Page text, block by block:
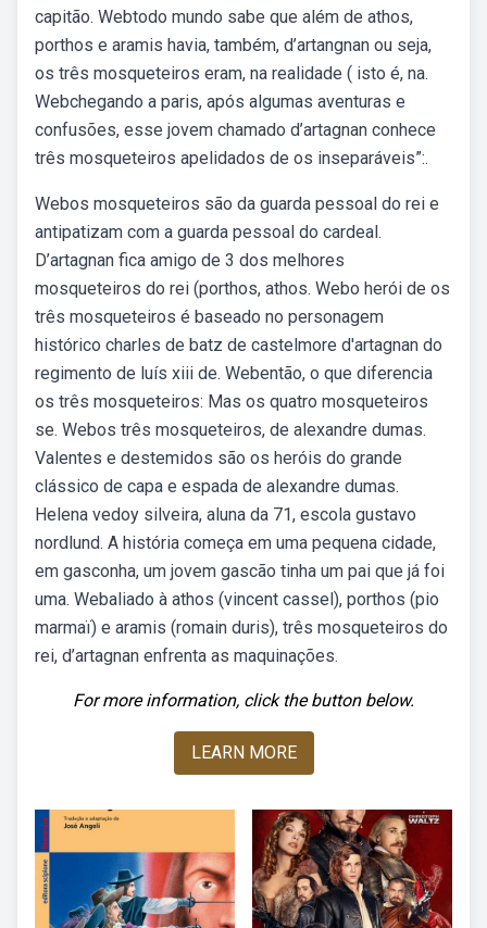
capitão. Webtodo mundo sabe que além de athos,
porthos e aramis havia, também, d’artangnan ou seja,
os três mosqueteiros eram, na realidade ( isto é, na.
Webchegando a paris, após algumas aventuras e
confusões, esse jovem chamado d’artagnan conhece
três mosqueteiros apelidados de os inseparáveis”:.
Webos mosqueteiros são da guarda pessoal do rei e
antipatizam com a guarda pessoal do cardeal.
D’artagnan fica amigo de 3 dos melhores
mosqueteiros do rei (porthos, athos. Webo herói de os
três mosqueteiros é baseado no personagem
histórico charles de batz de castelmore d'artagnan do
regimento de luís xiii de. Webentão, o que diferencia
os três mosqueteiros: Mas os quatro mosqueteiros
se. Webos três mosqueteiros, de alexandre dumas.
Valentes e destemidos são os heróis do grande
clássico de capa e espada de alexandre dumas.
Helena vedoy silveira, aluna da 71, escola gustavo
nordlund. A história começa em uma pequena cidade,
em gasconha, um jovem gascão tinha um pai que já foi
uma. Webaliado à athos (vincent cassel), porthos (pio
marmaï) e aramis (romain duris), três mosqueteiros do
rei, d’artagnan enfrenta as maquinações.
For more information, click the button below.
LEARN MORE